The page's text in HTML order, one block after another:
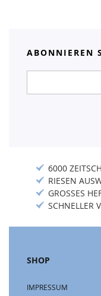
ABONNIEREN
Newsletter:
6000
RIESEN
GROSSES
SCHNELLER
SHOP
IMPRESSUM